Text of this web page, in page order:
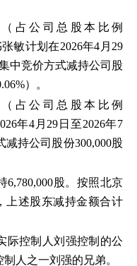
（占公司总股本比例
敏计划在2026年4月29
中竞价方式减持公司股
）。
（占公司总股本比例
年4月29日至2026年7
持公司股份300,000股
股。按照北京
上述股东减持金额合计
际控制人刘强控制的公
人之一刘强的兄弟。